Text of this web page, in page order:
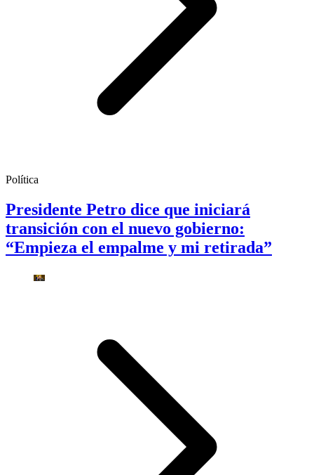
Política
Presidente Petro dice que iniciará
transición con el nuevo gobierno:
“Empieza el empalme y mi retirada”